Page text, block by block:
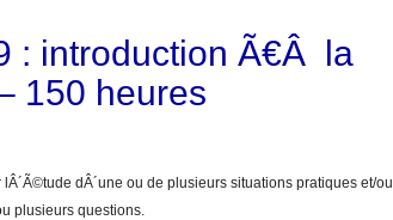
: introduction Ã€Â la
150 heures
dÂ´une ou de plusieurs situations pratiques et/ou
plusieurs questions.